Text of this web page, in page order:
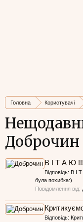
Головна Користувачі
Доброчин
В І Т А Ю !!!
Відповідь: В
була похибка:)
Повідомлення від:
Відповідь: